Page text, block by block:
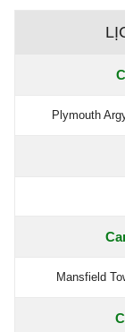
Plymouth
Mansfield